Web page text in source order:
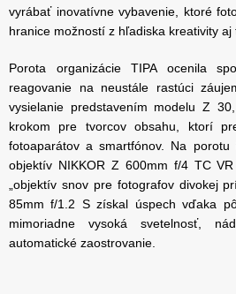
vyrábať inovatívne vybavenie, ktoré
hranice možností z hľadiska kreativity aj
Porota organizácie TIPA ocenila
reagovanie na neustále rastúci
vysielanie predstavením modelu Z
krokom pre tvorcov obsahu, ktorí
fotoaparátov a smartfónov. Na porotu
objektív NIKKOR Z 600mm f/4 TC
„objektív snov pre fotografov divokej
85mm f/1.2 S získal úspech vďaka
mimoriadne vysoká svetelnosť,
automatické zaostrovanie.